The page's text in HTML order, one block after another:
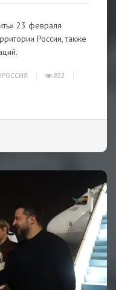
23 февраля
России, также
832